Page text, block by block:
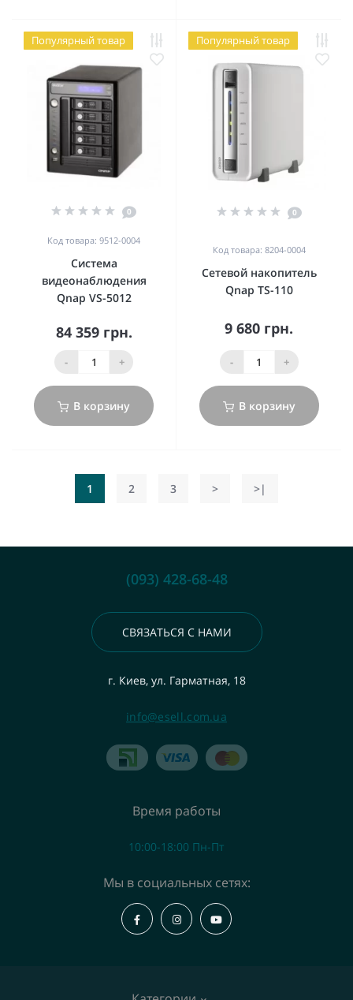
Популярный товар
0
Код товара: 9512-0004
Система
видеонаблюдения
Qnap VS-5012
84 359 грн.
- +
В корзину
Популярный товар
0
Код товара: 8204-0004
Сетевой накопитель
Qnap TS-110
9 680 грн.
- +
В корзину
1 2 3 > >|
(093) 428-68-48
СВЯЗАТЬСЯ С НАМИ
г. Киев, ул. Гарматная, 18
info@esell.com.ua
Время работы
10:00-18:00 Пн-Пт
Мы в социальных сетях: